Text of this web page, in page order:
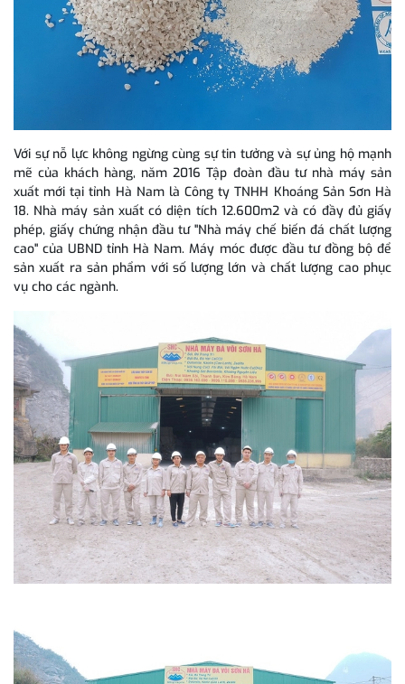
Với sự nỗ lực không ngừng cùng sự tin tưởng và sự ủng hộ mạnh
mẽ của khách hàng, năm 2016 Tập đoàn đầu tư nhà máy sản
xuất mới tại tỉnh Hà Nam là Công ty TNHH Khoáng Sản Sơn Hà
18. Nhà máy sản xuất có diện tích 12.600m2 và có đầy đủ giấy
phép, giấy chứng nhận đầu tư "Nhà máy chế biến đá chất lượng
cao" của UBND tỉnh Hà Nam. Máy móc được đầu tư đồng bộ để
sản xuất ra sản phẩm với số lượng lớn và chất lượng cao phục
vụ cho các ngành.